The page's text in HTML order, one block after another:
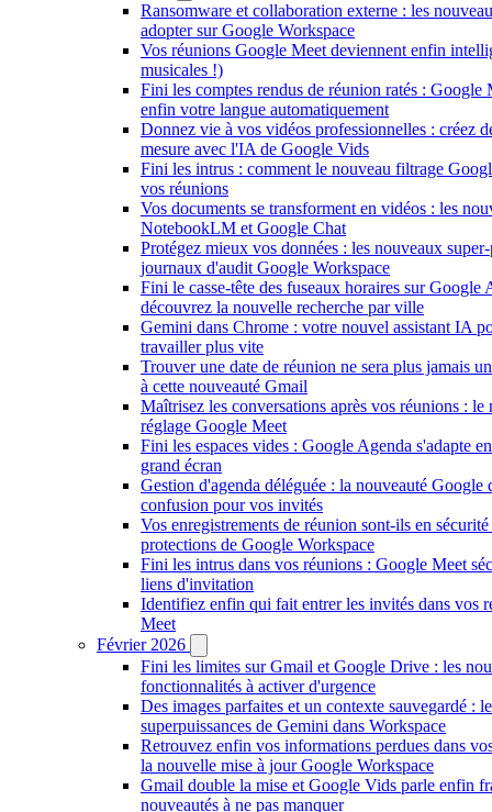
Ransomware et collaboration externe : les
adopter sur Google Workspace
Vos réunions Google Meet deviennent enfin
musicales !)
Fini les comptes rendus de réunion ratés : Google
enfin votre langue automatiquement
Donnez vie à vos vidéos professionnelles : créez
mesure avec l'IA de Google Vids
Fini les intrus : comment le nouveau filtrage
vos réunions
Vos documents se transforment en vidéos : les
NotebookLM et Google Chat
Protégez mieux vos données : les nouveaux
journaux d'audit Google Workspace
Fini le casse-tête des fuseaux horaires sur Google
découvrez la nouvelle recherche par ville
Gemini dans Chrome : votre nouvel assistant IA
travailler plus vite
Trouver une date de réunion ne sera plus jamais
à cette nouveauté Gmail
Maîtrisez les conversations après vos réunions : le
réglage Google Meet
Fini les espaces vides : Google Agenda s'adapte
grand écran
Gestion d'agenda déléguée : la nouveauté Google
confusion pour vos invités
Vos enregistrements de réunion sont-ils en
protections de Google Workspace
Fini les intrus dans vos réunions : Google Meet
liens d'invitation
Identifiez enfin qui fait entrer les invités dans vos
Meet
Février 2026
Fini les limites sur Gmail et Google Drive : les
fonctionnalités à activer d'urgence
Des images parfaites et un contexte sauvegardé :
superpuissances de Gemini dans Workspace
Retrouvez enfin vos informations perdues dans
la nouvelle mise à jour Google Workspace
Gmail double la mise et Google Vids parle enfin
nouveautés à ne pas manquer